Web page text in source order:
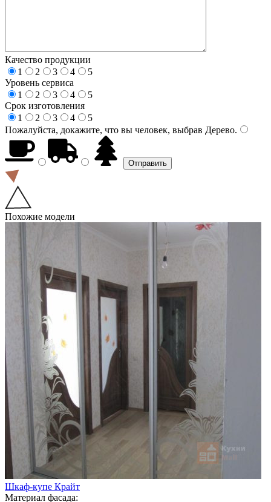
Качество продукции
1
2 3 4
5
Уровень сервиса
1
2 3 4
5
Срок изготовления
1
2 3 4
5
Пожалуйста, докажите, что вы человек, выбрав Дерево.
Похожие модели
Шкаф-купе Крайт
Материал фасада: